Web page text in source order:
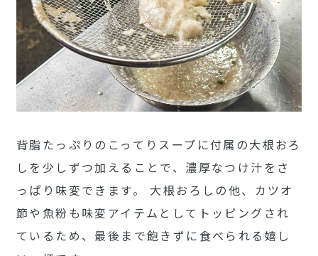
背脂たっぷりのこってりスープに付属の大根おろ
しを少しずつ加えることで、濃厚なつけ汁をさ
っぱり味変できます。 大根おろしの他、カツオ
節や魚粉も味変アイテムとしてトッピングされ
ているため、最後まで飽きずに食べられる嬉し